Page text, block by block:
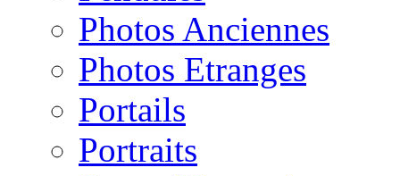
Photos Anciennes
Photos Etranges
Portails
Portraits